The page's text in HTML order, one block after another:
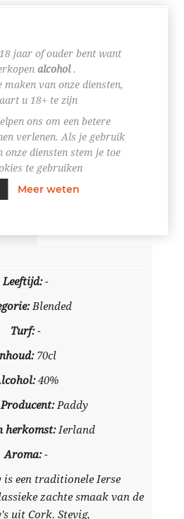
+
-
NU!
Leeftijd:-
Blended
Turf:-
70cl
40%
Paddy
herkomst:Ierland
Aroma:-
is een traditionele Ierse
zachte smaak van de
uit Cork. Stevig,
jaar of ouder bent want
alcohol.
van onze diensten,
u 18+ te zijn
ons om een betere
verlenen. Als je gebruik
diensten stem je toe
te gebruiken
Meer weten